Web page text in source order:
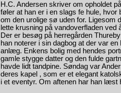
H.C. Andersen skriver om opholdet
føler at han er i en slags fe hule,
om den urolige sø uden for. Ligesom
lette krusning på vandoverfladen
Der er besøg på herregården
han noterer i sin dagbog at der var
anlæg. Enkens bolig med hendes
gamle stygge datter og den fulde
havde lidt tandpine. Søndag var
deres kapel , som er et elegant
i et eventyr. Om aftenen har han læst